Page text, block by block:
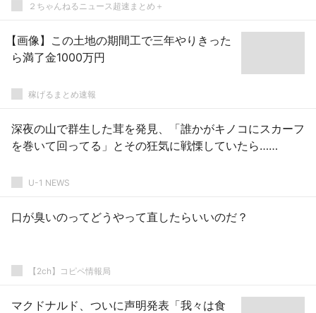
２ちゃんねるニュース超速まとめ＋
【画像】この土地の期間工で三年やりきった
ら満了金1000万円
稼げるまとめ速報
深夜の山で群生した茸を発見、「誰かがキノコにスカーフ
を巻いて回ってる」とその狂気に戦慄していたら……
U-1 NEWS
口が臭いのってどうやって直したらいいのだ？
【2ch】コピペ情報局
マクドナルド、ついに声明発表「我々は食